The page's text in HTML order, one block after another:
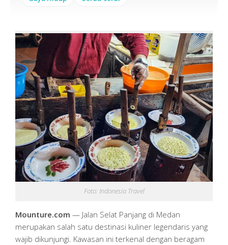
Foto: Indonesia Travel
Mounture.com — Jalan Selat Panjang di Medan
merupakan salah satu destinasi kuliner legendaris yang
wajib dikunjungi. Kawasan ini terkenal dengan beragam